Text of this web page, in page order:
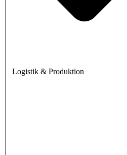
Logistik & Produktion